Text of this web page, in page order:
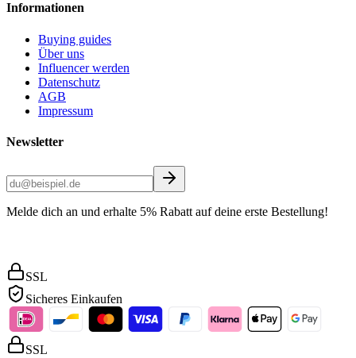
Informationen
Buying guides
Über uns
Influencer werden
Datenschutz
AGB
Impressum
Newsletter
Melde dich an und erhalte 5% Rabatt auf deine erste Bestellung!
SSL
Sicheres Einkaufen
SSL